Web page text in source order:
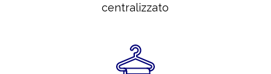
centralizzato